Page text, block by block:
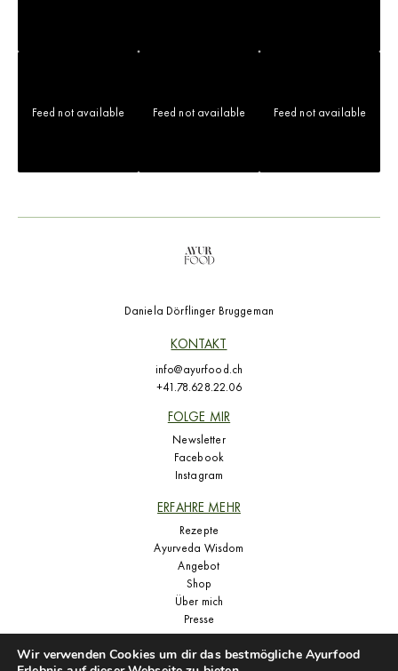
Feed not available Feed not available Feed not available
Daniela Dörflinger Bruggeman
KONTAKT
info@ayurfood.ch
+41.78.628.22.06
FOLGE MIR
Newsletter
Facebook
Instagram
ERFAHRE MEHR
Rezepte
Ayurveda Wisdom
Angebot
Shop
Über mich
Presse
Wir verwenden Cookies um dir das bestmögliche Ayurfood